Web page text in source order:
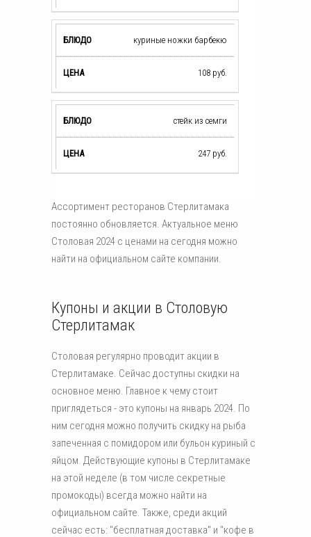
куриные ножки барбекю
108 руб.
стейк из семги
247 руб.
Ассортимент ресторанов Стерлитамака
постоянно обновляется. Актуальное меню
Столовая 2024 с ценами на сегодня можно
найти на официальном сайте компании.
Купоны и акции в Столовую
Стерлитамак
Столовая регулярно проводит акции в
Стерлитамаке. Сейчас доступны скидки на
основное меню. Главное к чему стоит
приглядеться - это купоны на январь 2024. По
ним сегодня можно получить скидку на рыба
запеченная с помидором или бульон куриный с
яйцом. Действующие купоны в Стерлитамаке
на этой неделе (в том числе секретные
промокоды) всегда можно найти на
официальном сайте. Также, среди акций
сейчас есть: "бесплатная доставка" и "кофе в